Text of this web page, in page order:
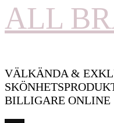
ALL
VÄLKÄNDA &
BILLIGARE ONLINE